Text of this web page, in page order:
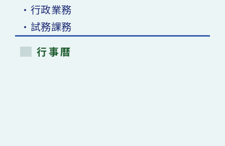
•行政業務
•試務課務
行事曆